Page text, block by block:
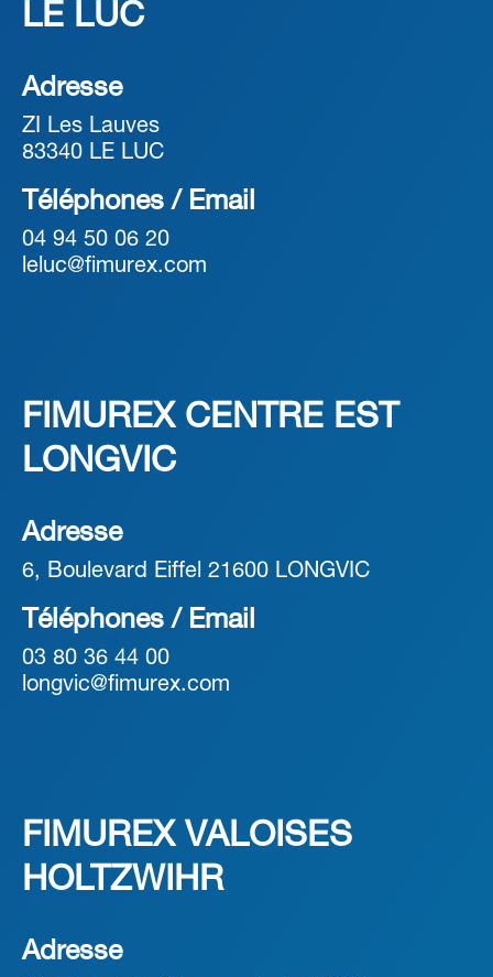
LE LUC
Adresse
ZI Les Lauves
83340 LE LUC
Téléphones / Email
04 94 50 06 20
leluc@fimurex.com
FIMUREX CENTRE EST
LONGVIC
Adresse
6, Boulevard Eiffel 21600 LONGVIC
Téléphones / Email
03 80 36 44 00
longvic@fimurex.com
FIMUREX VALOISES
HOLTZWIHR
Adresse